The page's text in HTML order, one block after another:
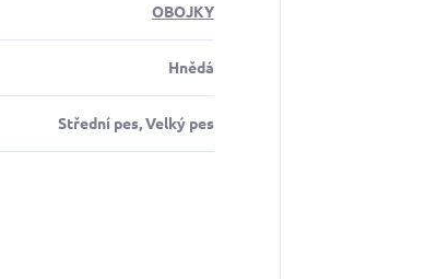
OBOJKY
Hnědá
Střední pes, Velký pes